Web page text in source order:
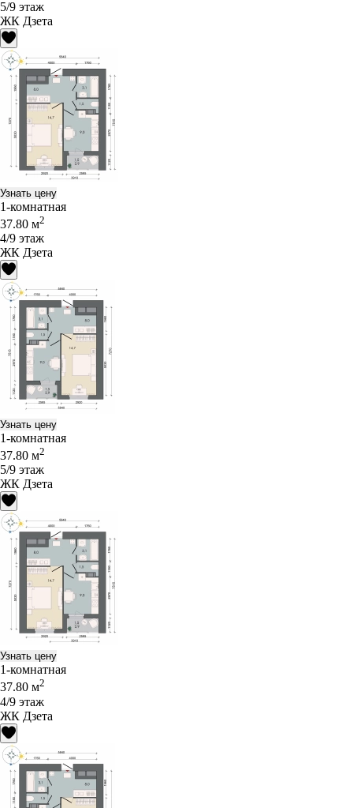
5/9 этаж
ЖК Дзета
Узнать цену
1-комнатная
37.80 м2
4/9 этаж
ЖК Дзета
Узнать цену
1-комнатная
37.80 м2
5/9 этаж
ЖК Дзета
Узнать цену
1-комнатная
37.80 м2
4/9 этаж
ЖК Дзета